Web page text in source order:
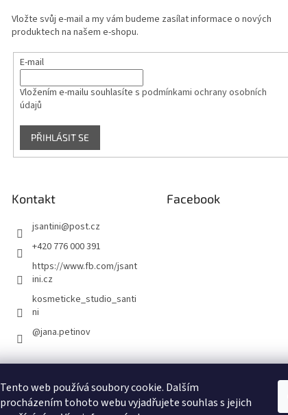
Tento web používá soubory cookie. Dalším
procházením tohoto webu vyjadřujete souhlas s jejich
Vložte svůj e-mail a my vám budeme zasílat informace o nových
produktech na našem e-shopu.
E-mail
Vložením e-mailu souhlasíte s podmínkami ochrany osobních
údajů
PŘIHLÁSIT SE
Kontakt
jsantini@post.cz
+420 776 000 391
https://www.fb.com/jsant
ini.cz
kosmeticke_studio_santi
ni
@jana.petinov
Facebook